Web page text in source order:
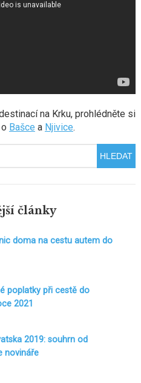
na Krku, prohlédněte si
Bašce a Njivice.
články
doma na cestu autem do
poplatky při cestě do
2021
2019: souhrn od
novináře